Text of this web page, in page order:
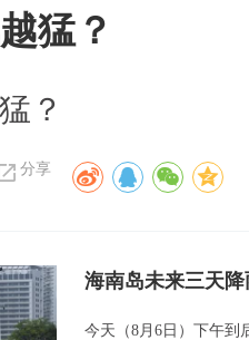
猛？
？
分享
海南岛未来三天
今天（8月6日）下午到